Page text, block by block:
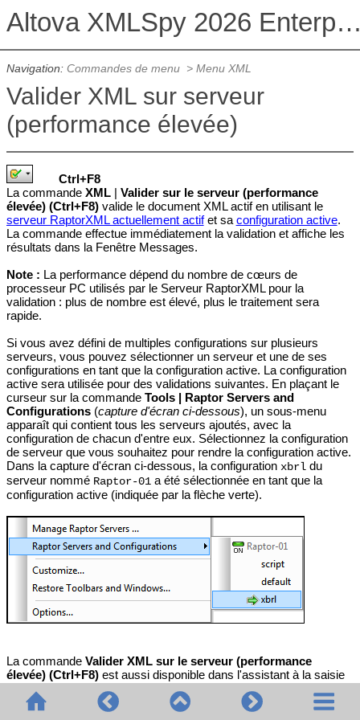
Altova XMLSpy 2026
Navigation: Commandes de menu > Menu XML
Valider XML sur serveur
(performance élevée)
Ctrl+F8
La commande XML| Valider sur le serveur (performance
élevée) (Ctrl+F8)valide le document XML actif en utilisant le
serveur RaptorXML actuellement actifet sa configuration active.
La commande effectue immédiatement la validation et affiche les
résultats dans la Fenêtre Messages.
Note : La performance dépend du nombre de cœurs de
processeur PC utilisés par le Serveur RaptorXML pour la
validation : plus de nombre est élevé, plus le traitement sera
rapide.
Si vous avez défini de multiples configurations sur plusieurs
serveurs, vous pouvez sélectionner un serveur et une de ses
configurations en tant que la configuration active. La configuration
active sera utilisée pour des validations suivantes. En plaçant le
curseur sur la commande Tools | Raptor Servers and
Configurations(capture d'écran ci-dessous), un sous-menu
apparaît qui contient tous les serveurs ajoutés, avec la
configuration de chacun d'entre eux. Sélectionnez la configuration
de serveur que vous souhaitez pour rendre la configuration active.
Dans la capture d'écran ci-dessous, la configuration xbrl du
serveur nommé Raptor-01 a été sélectionnée en tant que la
configuration active (indiquée par la flèche verte).
La commande Valider XML sur le serveur (performance
élevée) (Ctrl+F8)est aussi disponible dans l'assistant à la saisie
Projet. Cliquer avec la touche de droite sur le projet, sur un dossier
ou un fichier et choisir
Valider XML sur le serveur
pour valider
les données XML ou XBRL dans l'objet sélectionné.